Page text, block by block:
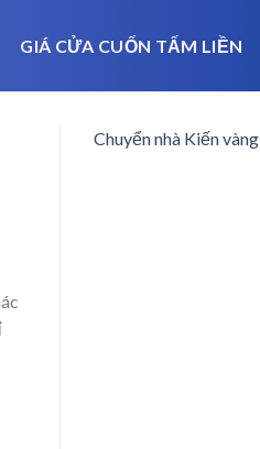
GIÁ CỬA CUỐN TẤM LIỀN
Chuyển nhà Kiến vàng